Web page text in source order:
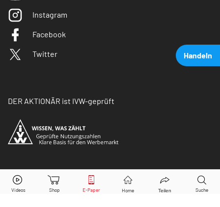
Handeln
Infineon Aktie jetzt handeln?
Instagram
Facebook
Twitter
DER AKTIONÄR ist IVW-geprüft
© Copyright 2026 Börsenmedien AG. Alle Rechte